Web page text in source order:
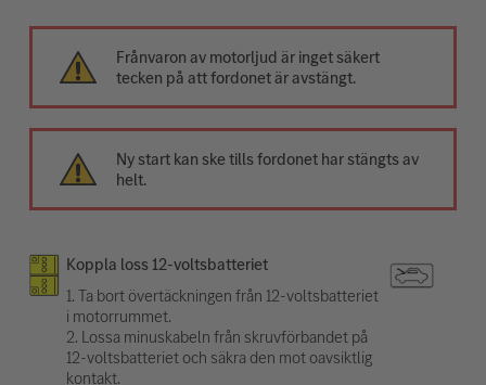
Frånvaron av motorljud är inget säkert
tecken på att fordonet är avstängt.
Ny start kan ske tills fordonet har stängts av
helt.
Koppla loss 12-voltsbatteriet
1. Ta bort övertäckningen från 12-voltsbatteriet
i motorrummet.
2. Lossa minuskabeln från skruvförbandet på
12-voltsbatteriet och säkra den mot oavsiktlig
kontakt.